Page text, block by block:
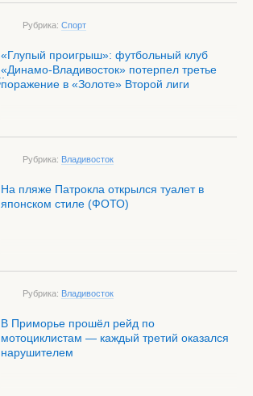
Рубрика: Спорт
«Глупый проигрыш»: футбольный клуб
«Динамо-Владивосток» потерпел третье
поражение в «Золоте» Второй лиги
Рубрика: Владивосток
На пляже Патрокла открылся туалет в
японском стиле (ФОТО)
Рубрика: Владивосток
В Приморье прошёл рейд по
мотоциклистам — каждый третий оказался
нарушителем